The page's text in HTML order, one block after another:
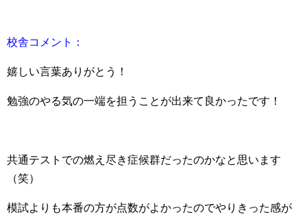
校舎コメント：
嬉しい言葉ありがとう！
勉強のやる気の一端を担うことが出来て良かったです！
共通テストでの燃え尽き症候群だったのかなと思います
（笑）
模試よりも本番の方が点数がよかったのでやりきった感が